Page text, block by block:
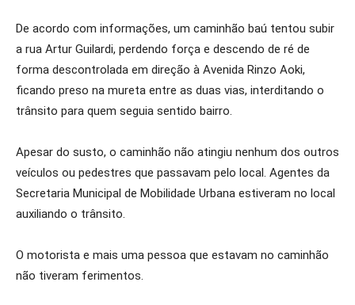
De acordo com informações, um caminhão baú tentou subir
a rua Artur Guilardi, perdendo força e descendo de ré de
forma descontrolada em direção à Avenida Rinzo Aoki,
ficando preso na mureta entre as duas vias, interditando o
trânsito para quem seguia sentido bairro.
Apesar do susto, o caminhão não atingiu nenhum dos outros
veículos ou pedestres que passavam pelo local. Agentes da
Secretaria Municipal de Mobilidade Urbana estiveram no local
auxiliando o trânsito.
O motorista e mais uma pessoa que estavam no caminhão
não tiveram ferimentos.